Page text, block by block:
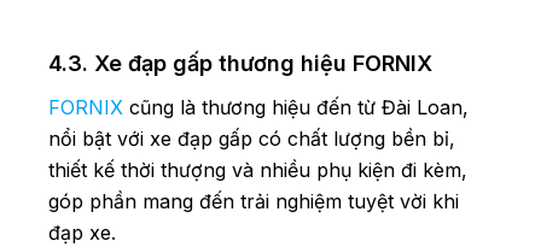
4.3. Xe đạp gấp thương hiệu FORNIX
FORNIX cũng là thương hiệu đến từ Đài Loan,
nổi bật với xe đạp gấp có chất lượng bền bỉ,
thiết kế thời thượng và nhiều phụ kiện đi kèm,
góp phần mang đến trải nghiệm tuyệt vời khi
đạp xe.